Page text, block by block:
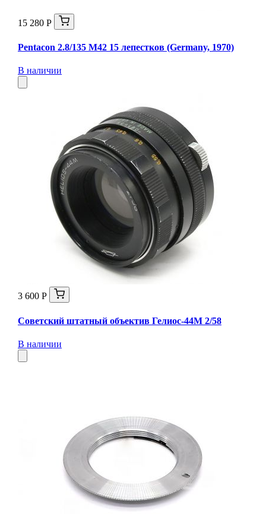
15 280 Р
Pentacon 2.8/135 M42 15 лепестков (Germany, 1970)
В наличии
3 600 Р
Советский штатный объектив Гелиос-44М 2/58
В наличии